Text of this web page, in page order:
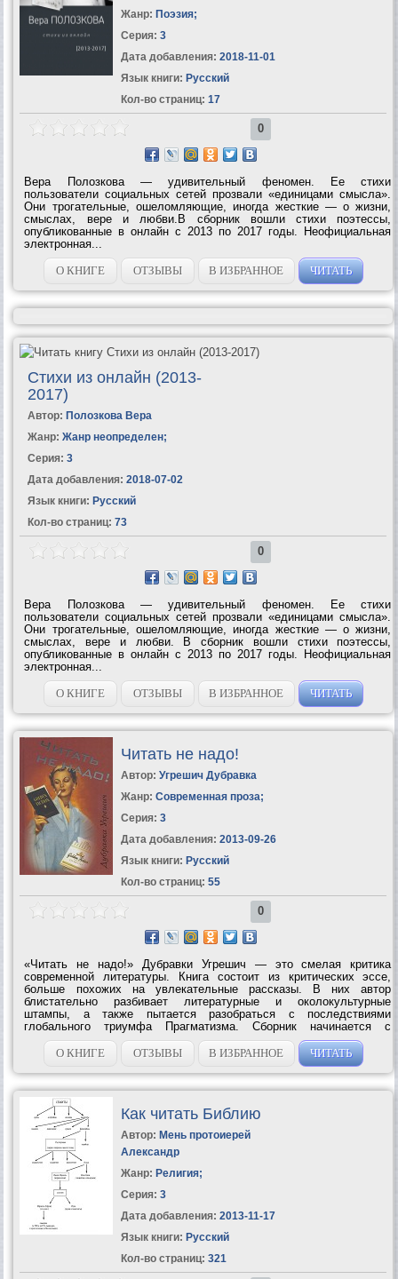
Жанр: Поэзия;
Серия: 3
Дата добавления: 2018-11-01
Язык книги: Русский
Кол-во страниц: 17
0
Вера Полозкова — удивительный феномен. Ее стихи
пользователи социальных сетей прозвали «единицами смысла».
Они трогательные, ошеломляющие, иногда жесткие — о жизни,
смыслах, вере и любви.В сборник вошли стихи поэтессы,
опубликованные в онлайн с 2013 по 2017 годы. Неофициальная
электронная...
О КНИГЕ
ОТЗЫВЫ В ИЗБРАННОЕ ЧИТАТЬ
Стихи из онлайн (2013-
2017)
Автор: Полозкова Вера
Жанр: Жанр неопределен;
Серия: 3
Дата добавления: 2018-07-02
Язык книги: Русский
Кол-во страниц: 73
0
Вера Полозкова — удивительный феномен. Ее стихи
пользователи социальных сетей прозвали «единицами смысла».
Они трогательные, ошеломляющие, иногда жесткие — о жизни,
смыслах, вере и любви. В сборник вошли стихи поэтессы,
опубликованные в онлайн с 2013 по 2017 годы. Неофициальная
электронная...
О КНИГЕ
ОТЗЫВЫ В ИЗБРАННОЕ ЧИТАТЬ
Читать не надо!
Автор: Угрешич Дубравка
Жанр: Современная проза;
Серия: 3
Дата добавления: 2013-09-26
Язык книги: Русский
Кол-во страниц: 55
0
«Читать не надо!» Дубравки Угрешич — это смелая критика
современной литературы. Книга состоит из критических эссе,
больше похожих на увлекательные рассказы. В них автор
блистательно разбивает литературные и околокультурные
штампы, а также пытается разобраться с последствиями
глобального триумфа Прагматизма. Сборник начинается с
остроумной критики книгоиздательского дела, от которой Угрешич
переходит к гораздо более серьезным...
О КНИГЕ ОТЗЫВЫ В ИЗБРАННОЕ ЧИТАТЬ
Как читать Библию
Автор: Мень протоиерей
Александр
Жанр: Религия;
Серия: 3
Дата добавления: 2013-11-17
Язык книги: Русский
Кол-во страниц: 321